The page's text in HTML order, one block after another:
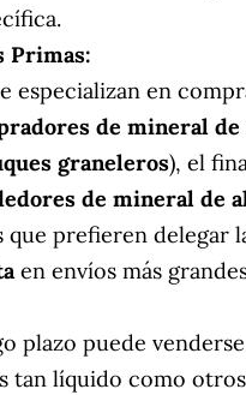
Primas:
especializan en
de mineral
graneleros), el
de mineral de
prefieren delegar
en envíos más
plazo puede
líquido como